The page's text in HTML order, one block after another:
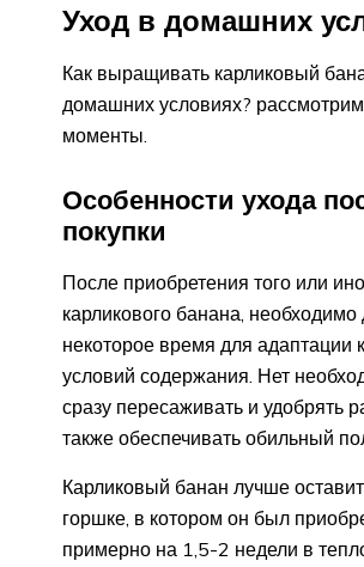
Уход в домашних
Как выращивать карликовый
домашних условиях?
моменты.
Особенности ухода
покупки
После приобретения того или
карликового банана, необходимо
некоторое время для адаптации
условий содержания. Нет
сразу пересаживать и удобрять
также обеспечивать обильный
Карликовый банан лучше
горшке, в котором он был
примерно на 1,5-2 недели в